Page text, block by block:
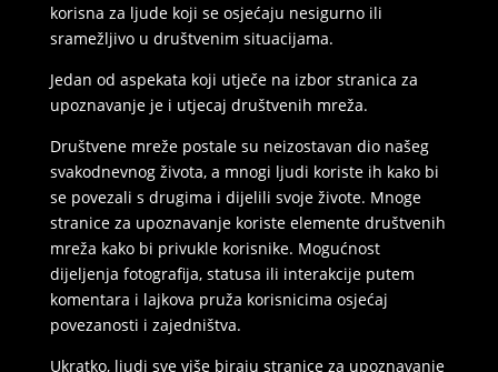
korisna za ljude koji se osjećaju nesigurno ili
sramežljivo u društvenim situacijama.
Jedan od aspekata koji utječe na izbor stranica za
upoznavanje je i utjecaj društvenih mreža.
Društvene mreže postale su neizostavan dio našeg
svakodnevnog života, a mnogi ljudi koriste ih kako bi
se povezali s drugima i dijelili svoje živote. Mnoge
stranice za upoznavanje koriste elemente društvenih
mreža kako bi privukle korisnike. Mogućnost
dijeljenja fotografija, statusa ili interakcije putem
komentara i lajkova pruža korisnicima osjećaj
povezanosti i zajedništva.
Ukratko, ljudi sve više biraju stranice za upoznavanje